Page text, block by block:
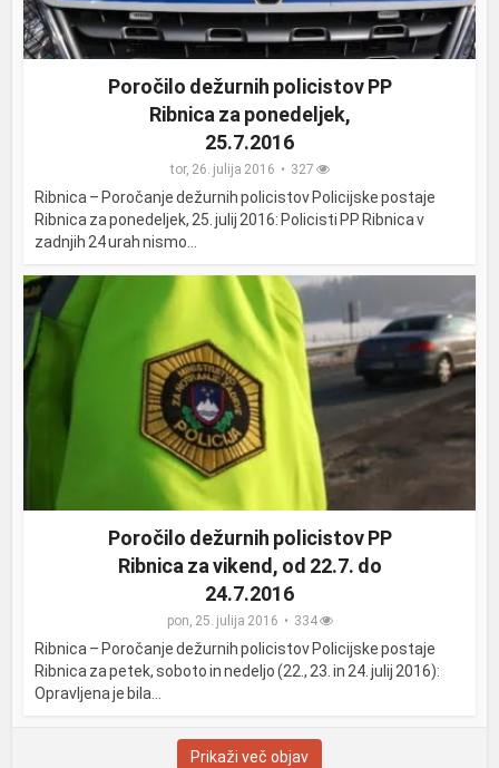
Poročilo dežurnih policistov PP
Ribnica za ponedeljek,
25.7.2016
tor, 26. julija 2016 327
Ribnica – Poročanje dežurnih policistov Policijske postaje
Ribnica za ponedeljek, 25. julij 2016: Policisti PP Ribnica v
zadnjih 24 urah nismo...
Poročilo dežurnih policistov PP
Ribnica za vikend, od 22.7. do
24.7.2016
pon, 25. julija 2016 334
Ribnica – Poročanje dežurnih policistov Policijske postaje
Ribnica za petek, soboto in nedeljo (22., 23. in 24. julij 2016):
Opravljena je bila...
Prikaži več objav